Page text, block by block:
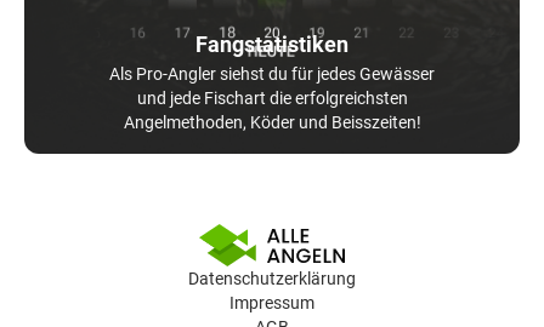
Fangstatistiken
Als Pro-Angler siehst du für jedes Gewässer
und jede Fischart die erfolgreichsten
Angelmethoden, Köder und Beisszeiten!
Datenschutzerklärung
Impressum